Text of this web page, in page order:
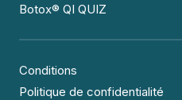
Botox® QI QUIZ
Conditions
Politique de confidentialité